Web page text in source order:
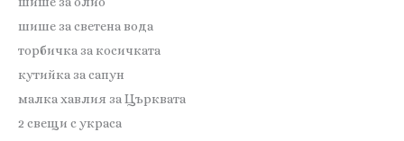
шише за светена вода
торбичка за косичката
кутийка за сапун
малка хавлия за Църквата
2 свещи с украса